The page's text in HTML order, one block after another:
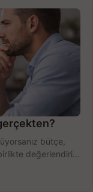
bütçe,
değerlendirin,